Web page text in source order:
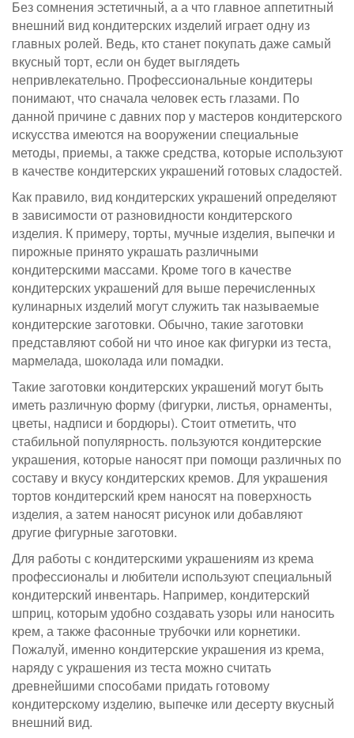
Без сомнения эстетичный, а а что главное аппетитный
внешний вид кондитерских изделий играет одну из
главных ролей. Ведь, кто станет покупать даже самый
вкусный торт, если он будет выглядеть
непривлекательно. Профессиональные кондитеры
понимают, что сначала человек есть глазами. По
данной причине с давних пор у мастеров кондитерского
искусства имеются на вооружении специальные
методы, приемы, а также средства, которые используют
в качестве кондитерских украшений готовых сладостей.
Как правило, вид кондитерских украшений определяют
в зависимости от разновидности кондитерского
изделия. К примеру, торты, мучные изделия, выпечки и
пирожные принято украшать различными
кондитерскими массами. Кроме того в качестве
кондитерских украшений для выше перечисленных
кулинарных изделий могут служить так называемые
кондитерские заготовки. Обычно, такие заготовки
представляют собой ни что иное как фигурки из теста,
мармелада, шоколада или помадки.
Такие заготовки кондитерских украшений могут быть
иметь различную форму (фигурки, листья, орнаменты,
цветы, надписи и бордюры). Стоит отметить, что
стабильной популярность. пользуются кондитерские
украшения, которые наносят при помощи различных по
составу и вкусу кондитерских кремов. Для украшения
тортов кондитерский крем наносят на поверхность
изделия, а затем наносят рисунок или добавляют
другие фигурные заготовки.
Для работы с кондитерскими украшениям из крема
профессионалы и любители используют специальный
кондитерский инвентарь. Например, кондитерский
шприц, которым удобно создавать узоры или наносить
крем, а также фасонные трубочки или корнетики.
Пожалуй, именно кондитерские украшения из крема,
наряду с украшения из теста можно считать
древнейшими способами придать готовому
кондитерскому изделию, выпечке или десерту вкусный
внешний вид.